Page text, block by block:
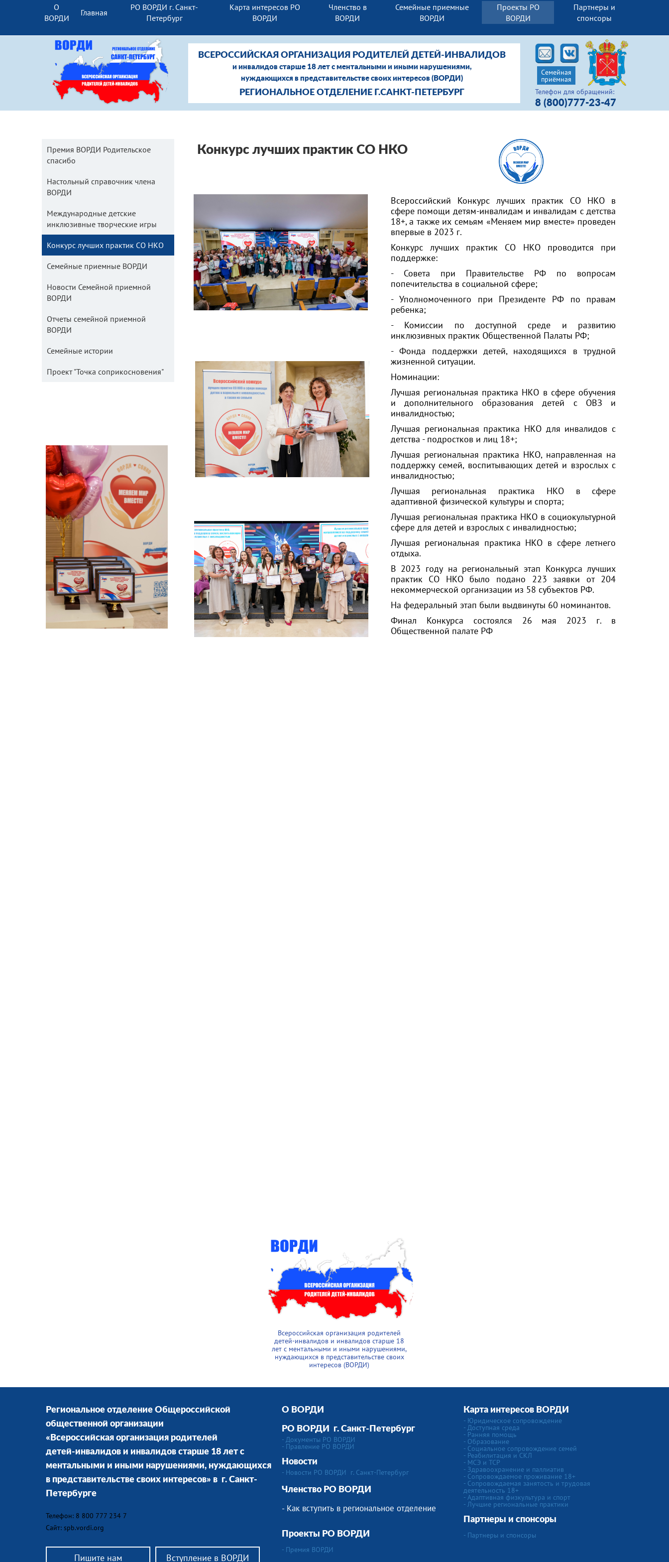
О
ВОРДИ
Главная
РО ВОРДИ г. Санкт-
Петербург
Карта интересов РО
ВОРДИ
Членство в
ВОРДИ
Семейные приемные
ВОРДИ
Проекты РО
ВОРДИ
Партнеры и
спонсоры
Телефон для обращений:
8 (800)777-23-47
ВСЕРОССИЙСКАЯ ОРГАНИЗАЦИЯ РОДИТЕЛЕЙ ДЕТЕЙ-ИНВАЛИДОВ
и инвалидов старше 18 лет с ментальными и иными нарушениями,
нуждающихся в представительстве своих интересов (ВОРДИ)
РЕГИОНАЛЬНОЕ ОТДЕЛЕНИЕ Г.САНКТ-ПЕТЕРБУРГ
Семейная
приёмная
Конкурс лучших практик СО НКО
Премия ВОРДИ Родительское
спасибо
Настольный справочник члена
ВОРДИ
Международные детские
инклюзивные творческие игры
Конкурс лучших практик СО НКО
Семейные приемные ВОРДИ
Новости Семейной приемной
ВОРДИ
Отчеты семейной приемной
ВОРДИ
Семейные истории
Проект "Точка соприкосновения"
Всероссийский Конкурс лучших практик СО НКО в
сфере помощи детям-инвалидам и инвалидам с детства
18+, а также их семьям «Меняем мир вместе» проведен
впервые в 2023 г.
Конкурс лучших практик СО НКО проводится при
поддержке:
- Совета при Правительстве РФ по вопросам
попечительства в социальной сфере;
- Уполномоченного при Президенте РФ по правам
ребенка;
- Комиссии по доступной среде и развитию
инклюзивных практик Общественной Палаты РФ;
- Фонда поддержки детей, находящихся в трудной
жизненной ситуации.
Номинации:
Лучшая региональная практика НКО в сфере обучения
и дополнительного образования детей с ОВЗ и
инвалидностью;
Лучшая региональная практика НКО для инвалидов с
детства - подростков и лиц 18+;
Лучшая региональная практика НКО, направленная на
поддержку семей, воспитывающих детей и взрослых с
инвалидностью;
Лучшая региональная практика НКО в сфере
адаптивной физической культуры и спорта;
Лучшая региональная практика НКО в социокультурной
сфере для детей и взрослых с инвалидностью;
Лучшая региональная практика НКО в сфере летнего
отдыха.
В 2023 году на региональный этап Конкурса лучших
практик СО НКО было подано 223 заявки от 204
некоммерческой организации из 58 субъектов РФ.
На федеральный этап были выдвинуты 60 номинантов.
Финал Конкурса состоялся 26 мая 2023 г. в
Общественной палате РФ
Всероссийская организация родителей
детей-инвалидов и инвалидов старше 18
лет с ментальными и иными нарушениями,
нуждающихся в представительстве своих
интересов (ВОРДИ)
Региональное отделение Общероссийской
общественной организации
«Всероссийская организация родителей
детей-инвалидов и инвалидов старше 18 лет с
ментальными и иными нарушениями, нуждающихся
в представительстве своих интересов» в г. Санкт-
Петербурге
Телефон: 8 800 777 234 7
Сайт: spb.vordi.org
Пишите нам Вступление в ВОРДИ
О ВОРДИ
РО ВОРДИ г. Санкт-Петербург
- Документы РО ВОРДИ
- Правление РО ВОРДИ
Новости
- Новости РО ВОРДИ г. Санкт-Петербург
Членство РО ВОРДИ
- Как вступить в региональное отделение
Проекты РО ВОРДИ
- Премия ВОРДИ
Карта интересов ВОРДИ
- Юридическое сопровождение
- Доступная среда
- Ранняя помощь
- Образование
- Социальное сопровождение семей
- Реабилитация и СКЛ
- МСЭ и ТСР
- Здравоохранение и паллиатив
- Сопровождаемое проживание 18+
- Сопровождаемая занятость и трудовая
деятельность 18+
- Адаптивная физкультура и спорт
- Лучшие региональные практики
Партнеры и спонсоры
- Партнеры и спонсоры